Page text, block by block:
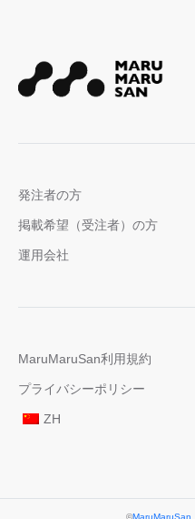
発注者の方
掲載希望（受注者）の方
運用会社
MaruMaruSan利用規約
プライバシーポリシー
ZH
©MaruMaruSan